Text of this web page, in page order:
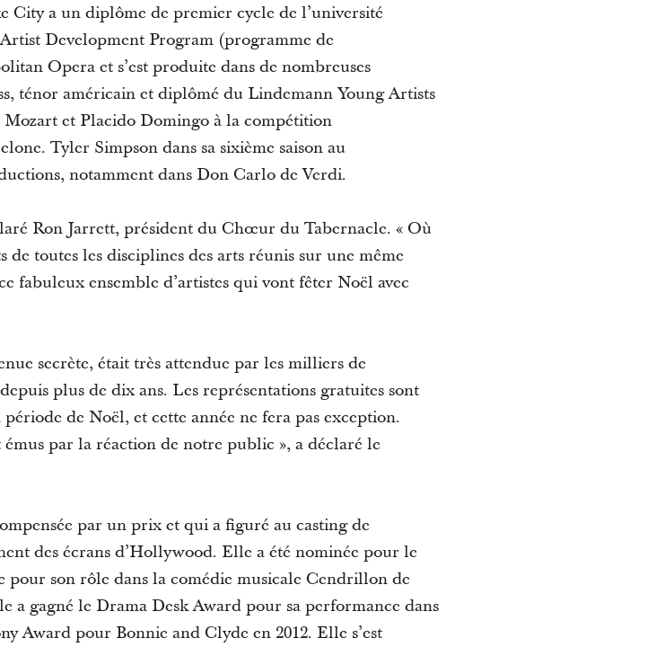
a un diplôme de premier cycle de l’université
Development Program (programme de
Opera et s’est produite dans de nombreuses
ténor américain et diplômé du Lindemann Young Artists
et Placido Domingo à la compétition
Tyler Simpson dans sa sixième saison au
notamment dans Don Carlo de Verdi.
Ron Jarrett, président du Chœur du Tabernacle. « Où
toutes les disciplines des arts réunis sur une même
fabuleux ensemble d’artistes qui vont fêter Noël avec
secrète, était très attendue par les milliers de
plus de dix ans. Les représentations gratuites sont
de Noël, et cette année ne fera pas exception.
émus par la réaction de notre public », a déclaré le
par un prix et qui a figuré au casting de
des écrans d’Hollywood. Elle a été nominée pour le
son rôle dans la comédie musicale Cendrillon de
a gagné le Drama Desk Award pour sa performance dans
Award pour Bonnie and Clyde en 2012. Elle s’est